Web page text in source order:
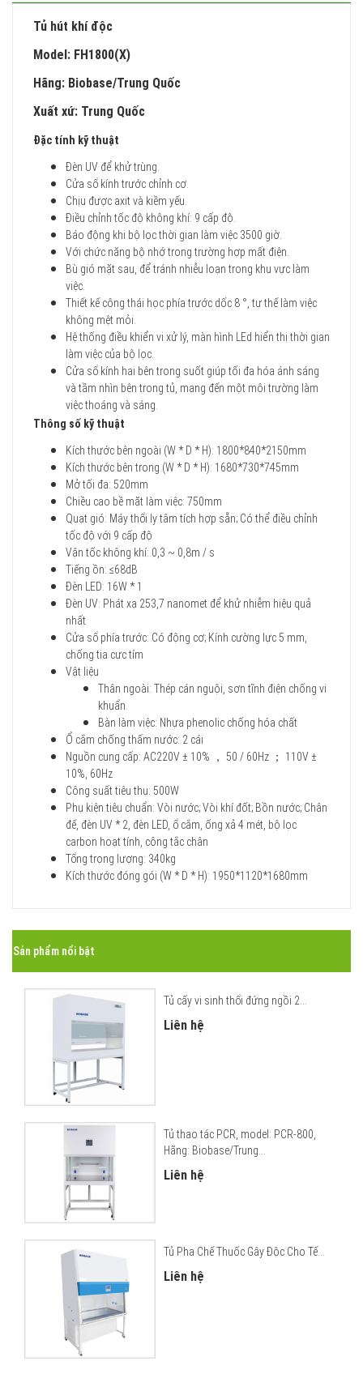
Tủ hút khí độc
Model: FH1800(X)
Hãng: Biobase/Trung Quốc
Xuất xứ: Trung Quốc
Đặc tính kỹ thuật
Đèn UV để khử trùng.
Cửa sổ kính trước chỉnh cơ.
Chịu được axit và kiềm yếu.
Điều chỉnh tốc độ không khí: 9 cấp độ.
Báo động khi bộ lọc thời gian làm việc 3500 giờ.
Với chức năng bộ nhớ trong trường hợp mất điện.
Bù gió mặt sau, để tránh nhiễu loạn trong khu vực làm
việc.
Thiết kế công thái học phía trước dốc 8 °, tư thế làm việc
không mệt mỏi.
Hệ thống điều khiển vi xử lý, màn hình LEd hiển thị thời gian
làm việc của bộ lọc.
Cửa sổ kính hai bên trong suốt giúp tối đa hóa ánh sáng
và tầm nhìn bên trong tủ, mang đến một môi trường làm
việc thoáng và sáng.
Thông số kỹ thuật
Kích thước bên ngoài (W * D * H): 1800*840*2150mm
Kích thước bên trong (W * D * H): 1680*730*745mm
Mở tối đa: 520mm
Chiều cao bề mặt làm việc: 750mm
Quạt gió: Máy thổi ly tâm tích hợp sẵn; Có thể điều chỉnh
tốc độ với 9 cấp độ
Vận tốc không khí: 0,3 ~ 0,8m / s
Tiếng ồn: ≤68dB
Đèn LED: 16W * 1
Đèn UV: Phát xạ 253,7 nanomet để khử nhiễm hiệu quả
nhất
Cửa sổ phía trước: Có động cơ; Kính cường lực 5 mm,
chống tia cực tím
Vật liệu
Thân ngoài: Thép cán nguội, sơn tĩnh điện chống vi
khuẩn.
Bàn làm việc: Nhựa phenolic chống hóa chất
Ổ cắm chống thấm nước: 2 cái
Nguồn cung cấp: AC220V ± 10% ， 50 / 60Hz ； 110V ±
10%, 60Hz
Công suất tiêu thụ: 500W
Phụ kiện tiêu chuẩn: Vòi nước; Vòi khí đốt; Bồn nước; Chân
đế, đèn UV * 2, đèn LED, ổ cắm, ống xả 4 mét, bộ lọc
carbon hoạt tính, công tắc chân
Tổng trọng lượng: 340kg
Kích thước đóng gói (W * D * H): 1950*1120*1680mm
Sản phẩm nổi bật
Tủ cấy vi sinh thổi đứng ngồi 2...
Liên hệ
Tủ thao tác PCR, model: PCR-800,
Hãng: Biobase/Trung...
Liên hệ
Tủ Pha Chế Thuốc Gây Độc Cho Tế...
Liên hệ